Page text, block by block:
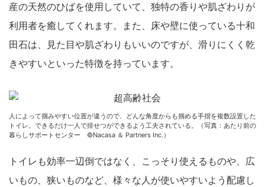
産の天然のひばを使用していて、独特の香りや肌ざわりが
利用者を癒してくれます。また、床や壁に使っている十和
田石は、見た目や肌ざわりもいいのですが、滑りにくく乾
きやすいといった特徴を持っています。
人によって掴みやすい位置が違うので、どんな角度からも掴める手摺を複数設置した
トイレ。できるだけ一人で排せつができるよう工夫されている。（写真：あたり前の
暮らしサポートセンター ©Nacasa ＆ Partners Inc.）
トイレも効率一辺倒ではなく、こっそり使えるものや、広
いもの、狭いものなど、様々な人が使いやすいよう配慮し